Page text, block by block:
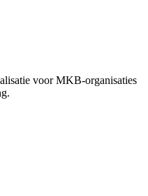
voor MKB-organisaties